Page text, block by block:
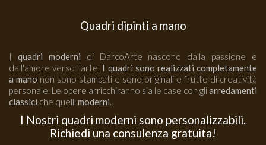
Quadri dipinti a mano
I quadri moderni di DarcoArte nascono dalla passione e
dall'amore verso l'arte. I quadri sono realizzati completamente
a mano non sono stampati e sono originali e frutto di creatività
personale. Le opere arricchiranno sia le case con gliarredamenti
classici che quellimoderni.
I Nostri quadri moderni sono personalizzabili.
Richiedi una consulenza gratuita!